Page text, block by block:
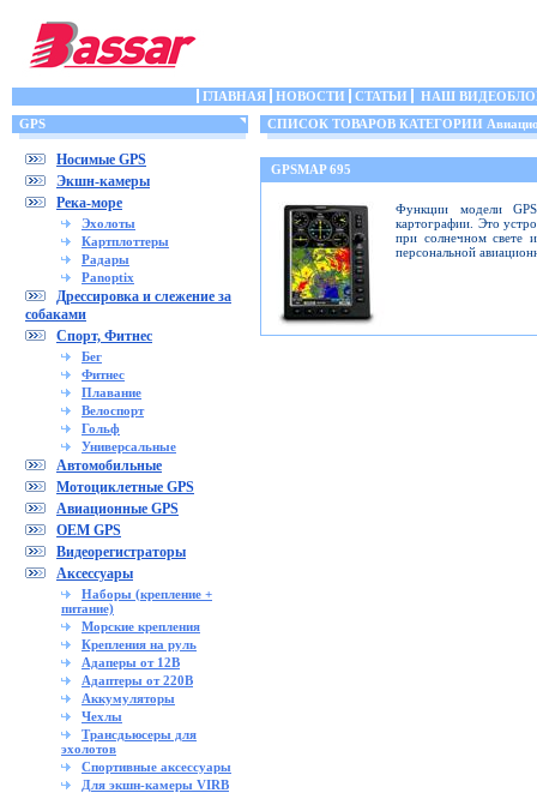
ГЛАВНАЯ НОВОСТИ СТАТЬИ
НАШ
GPS
Носимые GPS
Экшн-камеры
Река-море
Эхолоты
Картплоттеры
Радары
Panoptix
Дрессировка и слежение за
собаками
Спорт, Фитнес
Бег
Фитнес
Плавание
Велоспорт
Гольф
Универсальные
Автомобильные
Мотоциклетные GPS
Авиационные GPS
OEM GPS
Видеорегистраторы
Аксессуары
Наборы (крепление +
питание)
Морские крепления
Крепления на руль
Адаперы от 12В
Адаптеры от 220В
Аккумуляторы
Чехлы
Трансдьюсеры для
эхолотов
Спортивные аксессуары
Для экшн-камеры VIRB
СПИСОК ТОВАРОВ КАТЕГОРИИ
GPSMAP 695
Функции модели
картографии. Это
при солнечном свете
персональной